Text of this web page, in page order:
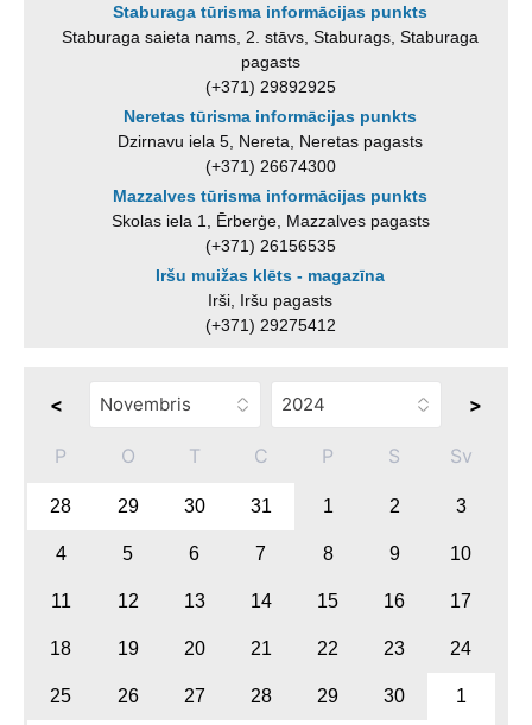
Staburaga tūrisma informācijas punkts
Staburaga saieta nams, 2. stāvs, Staburags, Staburaga
pagasts
(+371) 29892925
Neretas tūrisma informācijas punkts
Dzirnavu iela 5, Nereta, Neretas pagasts
(+371) 26674300
Mazzalves tūrisma informācijas punkts
Skolas iela 1, Ērberģe, Mazzalves pagasts
(+371) 26156535
Iršu muižas klēts - magazīna
Irši, Iršu pagasts
(+371) 29275412
< >
P O T C P S Sv
28 29 30 31 1 2 3
4 5 6 7 8 9 10
11 12 13 14 15 16 17
18 19 20 21 22 23 24
25 26 27 28 29 30 1